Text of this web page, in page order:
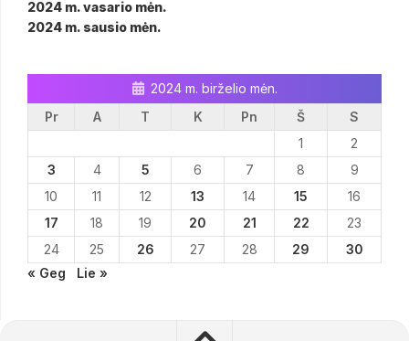
2024 m. vasario mėn.
2024 m. sausio mėn.
2024 m. birželio mėn.
Pr
A T K Pn Š
S
1
2
3
4 5 6 7 8
9
10
11 12 13 14 15
16
17
18 19 20 21 22
23
24
25 26 27 28 29
30
« Geg
Lie »